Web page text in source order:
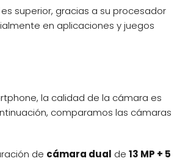
es superior, gracias a su procesador
en aplicaciones y juegos
la calidad de la cámara es
comparamos las cámaras
de cámara dual de 13 MP + 5